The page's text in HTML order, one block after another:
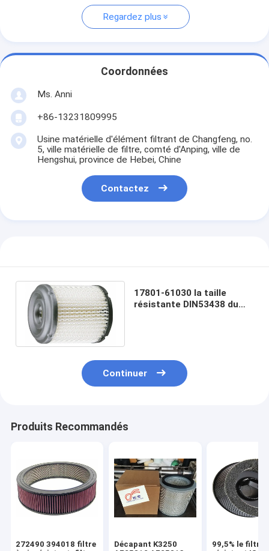
Regardez plus
Coordonnées
Ms. Anni
+86-13231809995
Usine matérielle d'élément filtrant de Changfeng, no.
5, ville matérielle de filtre, comté d'Anping, ville de
Hengshui, province de Hebei, Chine
Contactez
17801-61030 la taille
résistante DIN53438 du
Continuer
Produits Recommandés
272490 394018 filtre
Décapant K3250
99,5% le filtre